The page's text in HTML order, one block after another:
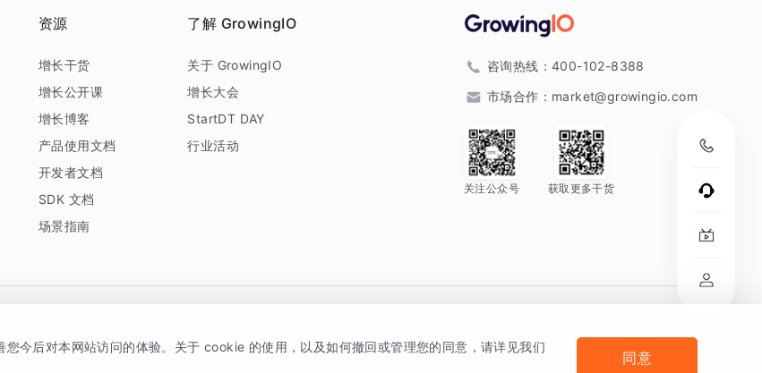
资源
增长干货
增长公开课
增长博客
产品使用文档
开发者文档
SDK 文档
场景指南
了解 GrowingIO
关于 GrowingIO
增长大会
StartDT DAY
行业活动
咨询热线： 400-102-8388
市场合作： market@growingio.com
关注公众号 获取更多干货
号 法律声明及隐私条款
今后对本网站访问的体验。关于 cookie 的使用，以及如何撤回或管理您的同意，请详见我们
同意